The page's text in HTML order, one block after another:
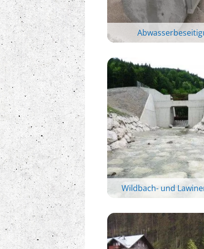
Wildbach- und